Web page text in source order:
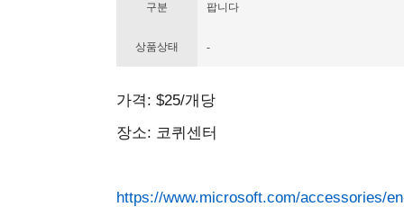
구분 팝니다
상품상태 -
가격: $25/개당
장소: 코퀴센터
https://www.microsoft.com/accessories/